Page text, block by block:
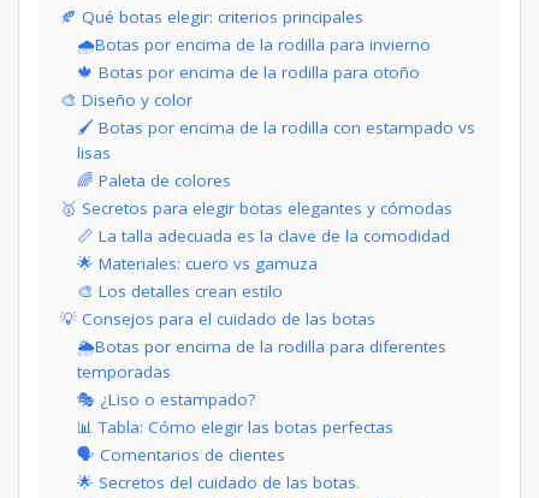
🍂 Qué botas elegir: criterios principales
🌧️Botas por encima de la rodilla para invierno
🍁 Botas por encima de la rodilla para otoño
🎨 Diseño y color
🖌️ Botas por encima de la rodilla con estampado vs
lisas
🌈 Paleta de colores
🥇 Secretos para elegir botas elegantes y cómodas
📏 La talla adecuada es la clave de la comodidad
🌟 Materiales: cuero vs gamuza
🎨 Los detalles crean estilo
💡 Consejos para el cuidado de las botas
🌦️Botas por encima de la rodilla para diferentes
temporadas
🎭 ¿Liso o estampado?
📊 Tabla: Cómo elegir las botas perfectas
🗣️ Comentarios de clientes
🌟 Secretos del cuidado de las botas.